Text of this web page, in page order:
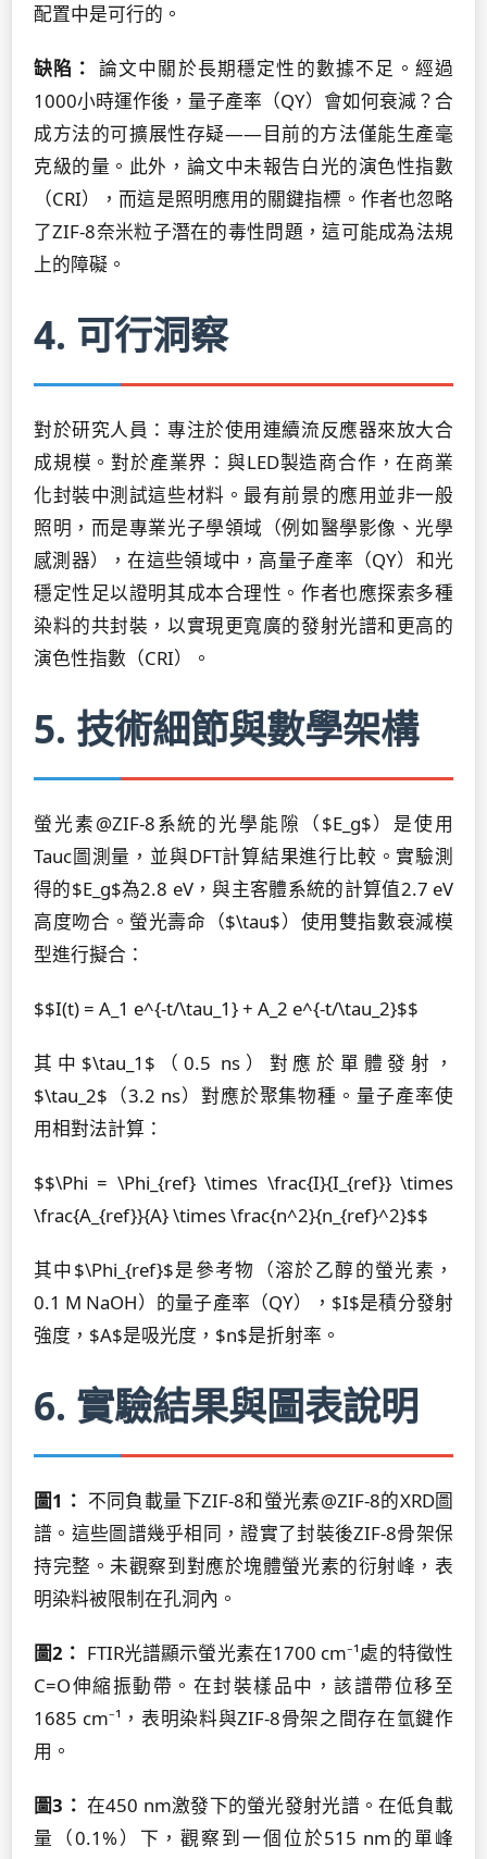
配置中是可行的。
缺陷： 論文中關於長期穩定性的數據不足。經過
1000小時運作後，量子產率（QY）會如何衰減？合
成方法的可擴展性存疑——目前的方法僅能生產毫
克級的量。此外，論文中未報告白光的演色性指數
（CRI），而這是照明應用的關鍵指標。作者也忽略
了ZIF-8奈米粒子潛在的毒性問題，這可能成為法規
上的障礙。
4. 可行洞察
對於研究人員：專注於使用連續流反應器來放大合
成規模。對於產業界：與LED製造商合作，在商業
化封裝中測試這些材料。最有前景的應用並非一般
照明，而是專業光子學領域（例如醫學影像、光學
感測器），在這些領域中，高量子產率（QY）和光
穩定性足以證明其成本合理性。作者也應探索多種
染料的共封裝，以實現更寬廣的發射光譜和更高的
演色性指數（CRI）。
5. 技術細節與數學架構
螢光素@ZIF-8系統的光學能隙（$E_g$）是使用
Tauc圖測量，並與DFT計算結果進行比較。實驗測
得的$E_g$為2.8 eV，與主客體系統的計算值2.7 eV
高度吻合。螢光壽命（$\tau$）使用雙指數衰減模
型進行擬合：
$$I(t) = A_1 e^{-t/\tau_1} + A_2 e^{-t/\tau_2}$$
其中$\tau_1$（0.5 ns）對應於單體發射，
$\tau_2$（3.2 ns）對應於聚集物種。量子產率使
用相對法計算：
$$\Phi = \Phi_{ref} \times \frac{I}{I_{ref}} \times
\frac{A_{ref}}{A} \times \frac{n^2}{n_{ref}^2}$$
其中$\Phi_{ref}$是參考物（溶於乙醇的螢光素，
0.1 M NaOH）的量子產率（QY），$I$是積分發射
強度，$A$是吸光度，$n$是折射率。
6. 實驗結果與圖表說明
圖1： 不同負載量下ZIF-8和螢光素@ZIF-8的XRD圖
譜。這些圖譜幾乎相同，證實了封裝後ZIF-8骨架保
持完整。未觀察到對應於塊體螢光素的衍射峰，表
明染料被限制在孔洞內。
圖2： FTIR光譜顯示螢光素在1700 cm⁻¹處的特徵性
C=O伸縮振動帶。在封裝樣品中，該譜帶位移至
1685 cm⁻¹，表明染料與ZIF-8骨架之間存在氫鍵作
用。
圖3： 在450 nm激發下的螢光發射光譜。在低負載
量（0.1%）下，觀察到一個位於515 nm的單峰